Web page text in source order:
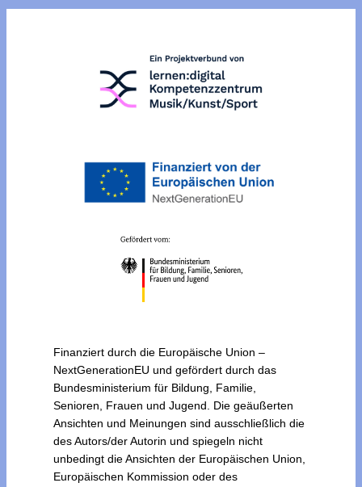
Finanziert durch die Europäische Union –
NextGenerationEU und gefördert durch das
Bundesministerium für Bildung, Familie,
Senioren, Frauen und Jugend. Die geäußerten
Ansichten und Meinungen sind ausschließlich die
des Autors/der Autorin und spiegeln nicht
unbedingt die Ansichten der Europäischen Union,
Europäischen Kommission oder des